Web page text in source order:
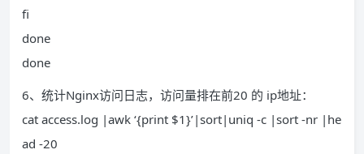
fi
done
done
6、统计Nginx访问日志，访问量排在前20 的 ip地址：
cat access.log |awk ‘{print $1}’|sort|uniq -c |sort -nr |he
ad -20